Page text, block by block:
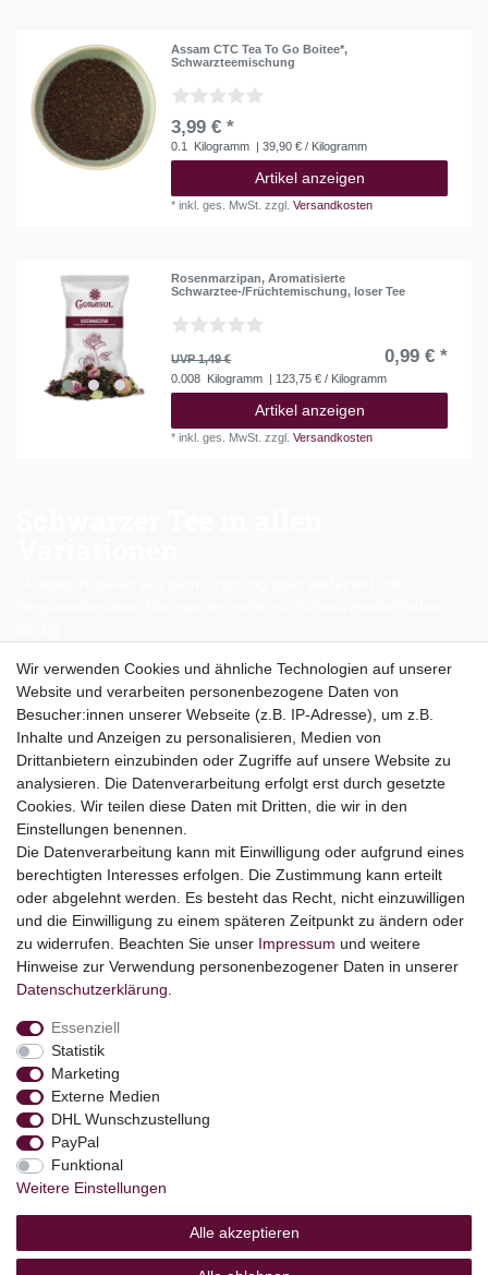
Assam CTC Tea To Go Boitee*,
Schwarzteemischung
3,99 € *
0.1 Kilogramm | 39,90 € / Kilogramm
Artikel anzeigen
*inkl. ges. MwSt. zzgl.Versandkosten
Rosenmarzipan, Aromatisierte
Schwarztee-/Früchtemischung, loser Tee
UVP 1,49 € 0,99 € *
0.008 Kilogramm | 123,75 € / Kilogramm
Artikel anzeigen
*inkl. ges. MwSt. zzgl.Versandkosten
Top Kategorien
Themen
Ostern
Angebote
stark reduzierte B-Ware
Kundenservice
Versand & Lieferung
Impressum
Barrierefreiheitserklärung
Vertrag widerrufen
Wir verwenden Cookies und ähnliche Technologien auf unserer
Website und verarbeiten personenbezogene Daten von
Besucher:innen unserer Webseite (z.B. IP-Adresse), um z.B.
Inhalte und Anzeigen zu personalisieren, Medien von
Drittanbietern einzubinden oder Zugriffe auf unsere Website zu
analysieren. Die Datenverarbeitung erfolgt erst durch gesetzte
Cookies. Wir teilen diese Daten mit Dritten, die wir in den
Einstellungen benennen.
Die Datenverarbeitung kann mit Einwilligung oder aufgrund eines
berechtigten Interesses erfolgen. Die Zustimmung kann erteilt
oder abgelehnt werden. Es besteht das Recht, nicht einzuwilligen
und die Einwilligung zu einem späteren Zeitpunkt zu ändern oder
zu widerrufen. Beachten Sie unser Impressum und weitere
Hinweise zur Verwendung personenbezogener Daten in unserer
Daten­schutz­erklärung
Essenziell
Statistik
Marketing
Externe Medien
DHL Wunschzustellung
PayPal
Funktional
Weitere Einstellungen
Alle akzeptieren